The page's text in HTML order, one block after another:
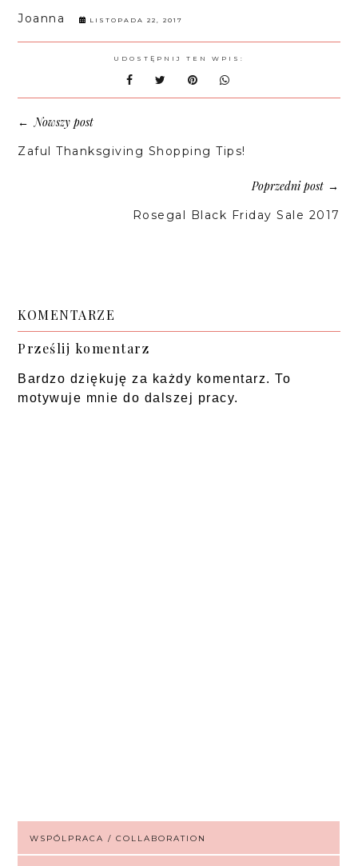
Joanna LISTOPADA 22, 2017
UDOSTĘPNIJ TEN WPIS:
←Nowszy post
Zaful Thanksgiving Shopping Tips!
Poprzedni post→
Rosegal Black Friday Sale 2017
KOMENTARZE
Prześlij komentarz
Bardzo dziękuję za każdy komentarz. To
motywuje mnie do dalszej pracy.
WSPÓLPRACA / COLLABORATION